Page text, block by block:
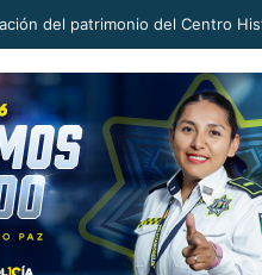
Paracho